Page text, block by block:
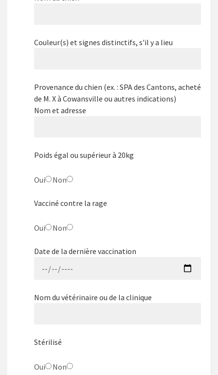
Couleur(s) et signes distinctifs, s'il y a lieu
Provenance du chien (ex. : SPA des Cantons, acheté
de M. X à Cowansville ou autres indications)
Nom et adresse
Poids égal ou supérieur à 20kg
Oui Non
Vacciné contre la rage
Oui Non
Date de la dernière vaccination
Nom du vétérinaire ou de la clinique
Stérilisé
Oui Non